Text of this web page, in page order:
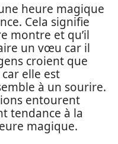
heure magique
Cela signifie
montre et qu’il
un vœu car il
croient que
elle est
à un sourire.
entourent
tendance à la
magique.